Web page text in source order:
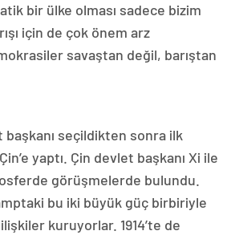
bir ülke olması sadece bizim
için de çok önem arz
savaştan değil, barıştan
seçildikten sonra ilk
yaptı. Çin devlet başkanı Xi ile
görüşmelerde bulundu.
bu iki büyük güç birbiriyle
kuruyorlar. 1914’te de